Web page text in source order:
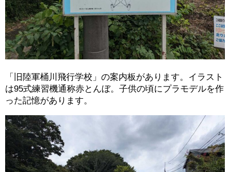
「旧陸軍桶川飛行学校」の案内板があります。イラスト
は95式練習機通称赤とんぼ。子供の頃にプラモデルを作
った記憶があります。